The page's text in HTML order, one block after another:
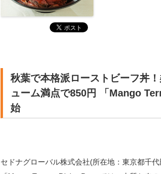
秋葉で本格派ローストビーフ丼
ューム満点で850円 「Mango
始
セドナグローバル株式会社(所在地：東京都千